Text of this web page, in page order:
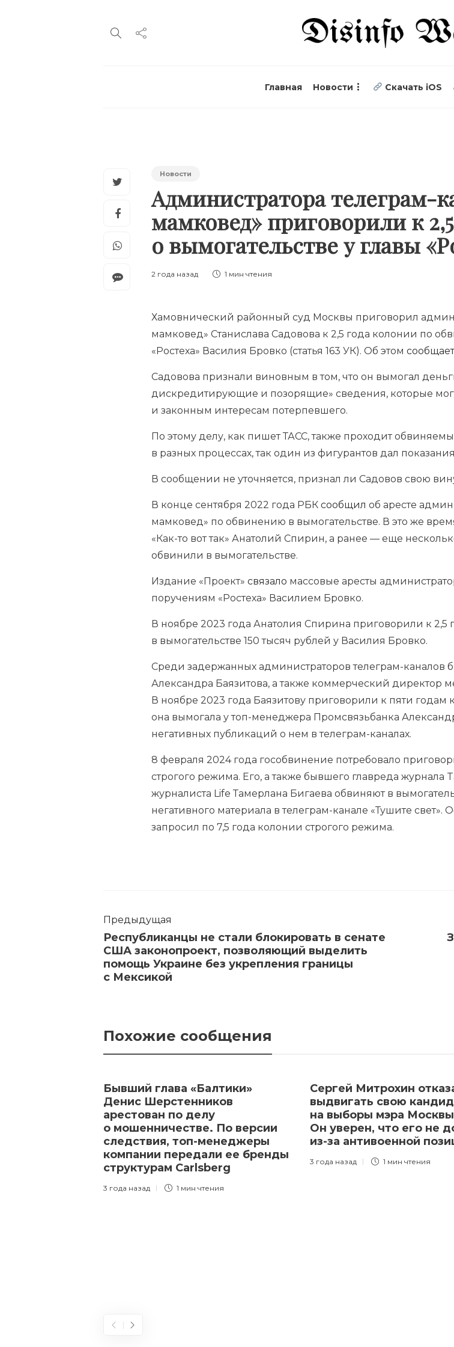
Главная Новости Скачать iOS
Новости
Администратора телеграм-
мамковед» приговорили к
о вымогательстве у главы
2 года назад 1 мин чтения
Хамовнический районный суд Москвы приговорил
мамковед» Станислава Садовова к 2,5 года колонии по
«Ростеха» Василия Бровко (статья 163 УК). Об этом сообщает
Садовова признали виновным в том, что он вымогал
дискредитирующие и позорящие» сведения, которые
и законным интересам потерпевшего.
По этому делу, как пишет ТАСС, также проходит
в разных процессах, так один из фигурантов дал
В сообщении не уточняется, признал ли Садовов свою
В конце сентября 2022 года РБК сообщил об аресте
мамковед» по обвинению в вымогательстве. В это же
«Как-то вот так» Анатолий Спирин, а ранее — еще
обвинили в вымогательстве.
Издание «Проект» связало массовые аресты
поручениям «Ростеха» Василием Бровко.
В ноябре 2023 года Анатолия Спирина приговорили к
в вымогательстве 150 тысяч рублей у Василия Бровко.
Среди задержанных администраторов телеграм-каналов
Александра Баязитова, а также коммерческий директор
В ноябре 2023 года Баязитову приговорили к пяти
она вымогала у топ-менеджера Промсвязьбанка
негативных публикаций о нем в телеграм-каналах.
8 февраля 2024 года гособвинение потребовало
строгого режима. Его, а также бывшего главреда
журналиста Life Тамерлана Бигаева обвиняют в
негативного материала в телеграм-канале «Тушите
запросил по 7,5 года колонии строгого режима.
Предыдущая
Республиканцы не стали блокировать в сенате
США законопроект, позволяющий выделить
помощь Украине без укрепления границы
с Мексикой
Похожие сообщения
Бывший глава «Балтики»
Денис Шерстенников
арестован по делу
о мошенничестве. По версии
следствия, топ-менеджеры
компании передали ее бренды
структурам Carlsberg
3 года назад 1 мин чтения
Сергей Митрохин
выдвигать свою
на выборы мэра
Он уверен, что его не
из-за антивоенной
3 года назад 1 мин чтения